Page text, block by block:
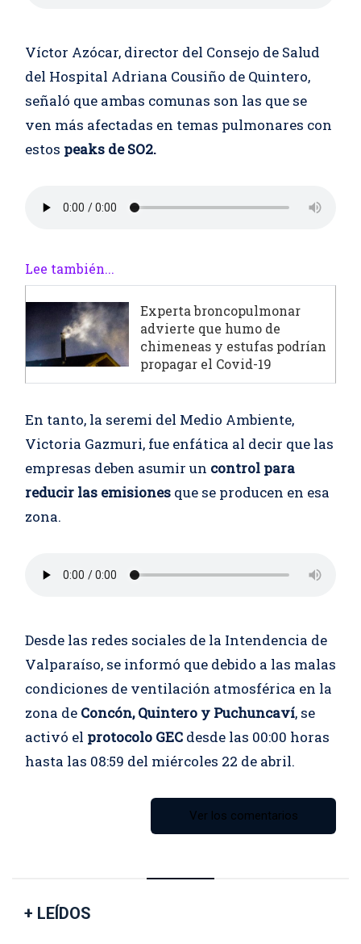
Víctor Azócar, director del Consejo de Salud
del Hospital Adriana Cousiño de Quintero,
señaló que ambas comunas son las que se
ven más afectadas en temas pulmonares con
estos peaks de SO2.
Lee también...
Experta broncopulmonar
advierte que humo de
chimeneas y estufas podrían
propagar el Covid-19
En tanto, la seremi del Medio Ambiente,
Victoria Gazmuri, fue enfática al decir que las
empresas deben asumir un control para
reducir las emisiones que se producen en esa
zona.
Desde las redes sociales de la Intendencia de
Valparaíso, se informó que debido a las malas
condiciones de ventilación atmosférica en la
zona de Concón, Quintero y Puchuncaví, se
activó el protocolo GEC desde las 00:00 horas
hasta las 08:59 del miércoles 22 de abril.
Ver los comentarios
+ LEÍDOS